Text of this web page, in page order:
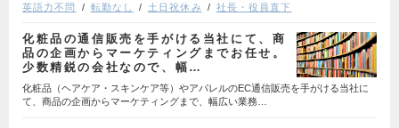
英語力不問
転勤なし 土日祝休み 社長・役員直下
化粧品の通信販売を手がける当社にて、商
品の企画からマーケティングまでお任せ。
少数精鋭の会社なので、幅…
化粧品（ヘアケア・スキンケア等）やアパレルのEC通信販売を手がける当社に
て、商品の企画からマーケティングまで、幅広い業務…